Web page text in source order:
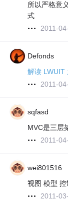
所以严格意
式
2011-
Defonds
解读 LWUIT
2011-
sqfasd
MVC是三层
2011-
wei801516
视图 模型 控
2011-